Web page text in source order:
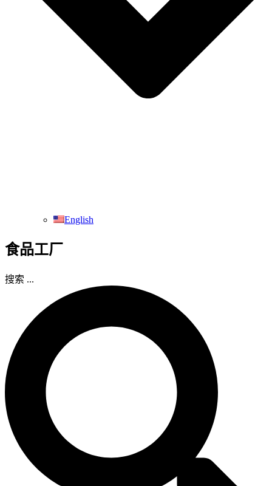
English
食品工厂
搜索 ...